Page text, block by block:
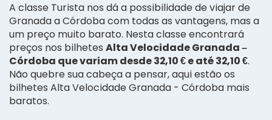
A classe Turista nos dá a possibilidade de viajar de
Granada a Córdoba com todas as vantagens, mas a
um preço muito barato. Nesta classe encontrará
preços nos bilhetes Alta Velocidade Granada –
Córdoba que variam desde 32,10 € e até 32,10 €.
Não quebre sua cabeça a pensar, aqui estão os
bilhetes Alta Velocidade Granada - Córdoba mais
baratos.